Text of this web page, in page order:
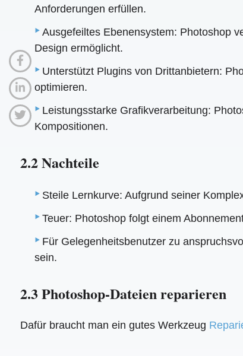
Anforderungen erfüllen.
Ausgefeiltes Ebenensystem: Photoshop
Design ermöglicht.
Unterstützt Plugins von Drittanbietern:
optimieren.
Leistungsstarke Grafikverarbeitung:
Kompositionen.
2.2 Nachteile
Steile Lernkurve: Aufgrund seiner
Teuer: Photoshop folgt einem
Für Gelegenheitsbenutzer zu
sein.
2.3 Photoshop-Dateien reparieren
Dafür braucht man ein gutes Werkzeug